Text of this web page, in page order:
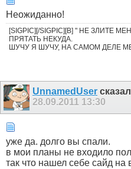
Неожиданно!
[SIGPIC][/SIGPIC][B] " НЕ ЗЛИТЕ
ПРЯТАТЬ НЕКУДА.
ШУЧУ Я ШУЧУ, НА САМОМ ДЕЛЕ
UnnamedUser
28.09.2011 13:30
уже да. долго вы спали.
в мои планы не входило
так что нашел себе сайд на